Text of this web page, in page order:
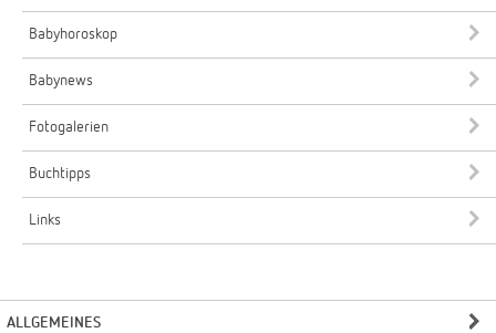
Babyhoroskop
Babynews
Fotogalerien
Buchtipps
Links
ALLGEMEINES